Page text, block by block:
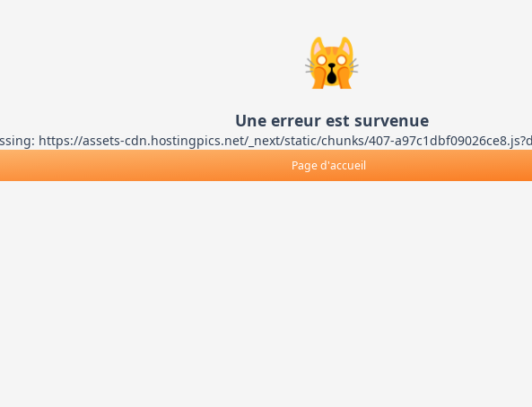
🙀
Une erreur est survenue
https://assets-cdn.hostingpics.net/_next/static/chunks/407-
Page d'accueil